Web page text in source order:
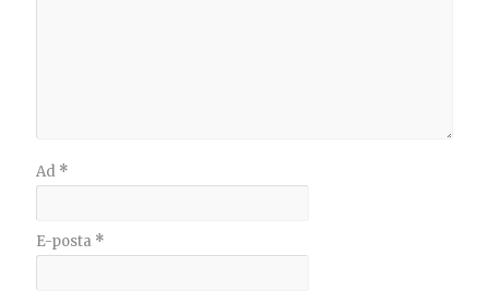
Ad *
E-posta *